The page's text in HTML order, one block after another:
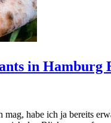
in
habe ich ja bereits